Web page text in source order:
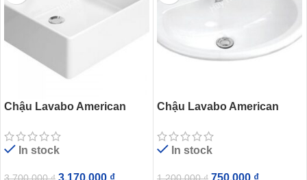
Chậu Lavabo American
(WPF611) Đặt Bàn
In stock
Chậu Lavabo American
Aqualyn Dương Vành
In stock